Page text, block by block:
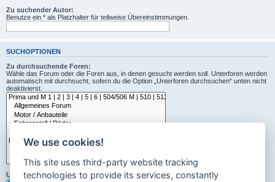
Zu suchender Autor:
Benutze ein * als Platzhalter für teilweise Übereinstimmungen.
SUCHOPTIONEN
Zu durchsuchende Foren:
Wähle das Forum oder die Foren aus, in denen gesucht werden soll. Unterforen werden
automatisch mit durchsucht, sofern du die Option „Unterforen durchsuchen“ unten nicht
deaktivierst.
Unterforen durchsuchen:
We use cookies!
This site uses third-party website tracking
technologies to provide its services, constantly